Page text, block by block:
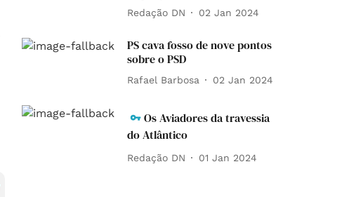
Redação DN 02 Jan 2024
PS cava fosso de nove pontos
sobre o PSD
Rafael Barbosa 02 Jan 2024
Os Aviadores da travessia
do Atlântico
Redação DN 01 Jan 2024